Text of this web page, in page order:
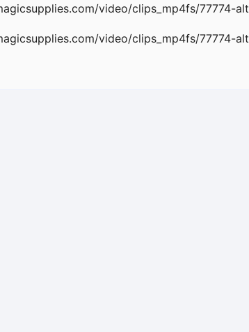
video/clips_mp4fs/77774-
video/clips_mp4fs/77774-